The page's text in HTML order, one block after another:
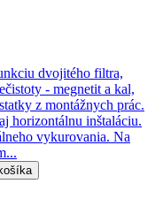
dvojitého filtra,
- megnetit a kal,
z montážnych prác.
horizontálnu inštaláciu.
vykurovania. Na